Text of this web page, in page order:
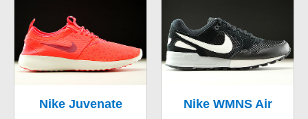
Nike Juvenate
Nike WMNS Air